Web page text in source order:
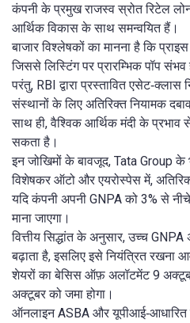
कंपनी के प्रमुख राजस्व स्रोत रिटेल
आर्थिक विकास के साथ समन्वयित हैं।
बाजार विश्लेषकों का मानना है कि
जिससे लिस्टिंग पर प्रारम्भिक पॉप संभव
परंतु, RBI द्वारा प्रस्तावित एसेट‑क्लास
संस्थानों के लिए अतिरिक्त नियामक
साथ ही, वैश्विक आर्थिक मंदी के प्रभाव से
सकता है।
इन जोखिमों के बावजूद, Tata Group
विशेषकर ऑटो और एयरोस्पेस में,
यदि कंपनी अपनी GNPA को 3% से
माना जाएगा।
वित्तीय सिद्धांत के अनुसार, उच्च
बढ़ाता है, इसलिए इसे नियंत्रित रखना
शेयरों का बेसिस ऑफ़ अलॉटमेंट 9
अक्टूबर को जमा होगा।
ऑनलाइन ASBA और यूपीआई‑आधारित